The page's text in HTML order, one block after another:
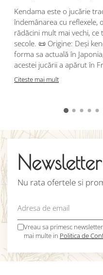
Kendama este o jucărie
îndemânarea cu reflexele,
rădăcini mult mai vechi,
secole. 📜 Origine: Deși
forma sa actuală în
acestei jucării a apărut în
Citeste mai mult
Newsletter
Nu rata ofertele si
Vreau sa primesc
mai multe in Politica de